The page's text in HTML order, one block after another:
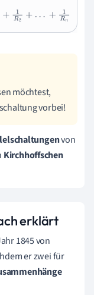
1R 2+.. .+1Rn
möchtest,
vorbei!
von
Kirchhoffschen
erklärt
1845 von
er zwei für